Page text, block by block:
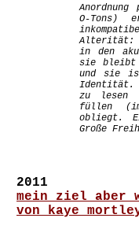
O-Tons)
Alterität:
in den
sie bleibt
und sie
Identität.
zu lesen
füllen
obliegt.
Große
2011
mein ziel aber
von kaye